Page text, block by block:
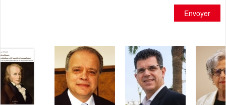
Envoyer